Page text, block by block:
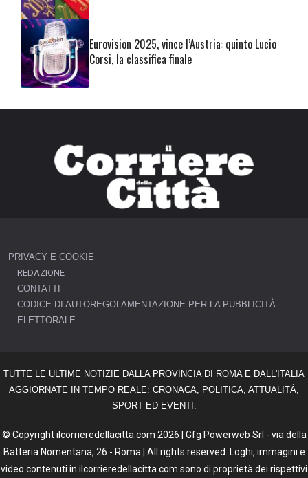
Eurovision 2025, vince l’Austria: quinto Lucio
Corsi, la classifica finale
PRIVACY E COOKIE
REDAZIONE
CONTATTI
CODICE DI AUTOREGOLAMENTAZIONE PER LA PUBBLICITÀ
ELETTORALE
TUTTE LE ULTIME NOTIZIE DALLA PROVINCIA DI ROMA E DALL'ITALIA
AGGIORNATE IN TEMPO REALE: CRONACA, POLITICA, ATTUALITÀ,
SPORT ED EVENTI.
© Copyright ilcorrieredellacitta.com 2026 | Gfg Powerweb Srl - via della
Batteria Nomentana, 26 - Roma | All rights reserved. Loghi, immagini e
video contenuti in ilcorrieredellacitta.com sono di proprietà dei rispettivi